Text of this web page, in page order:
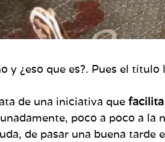
y ¿eso que es?. Pues el
de una iniciativa que facilita
poco a poco a la
de pasar una buena